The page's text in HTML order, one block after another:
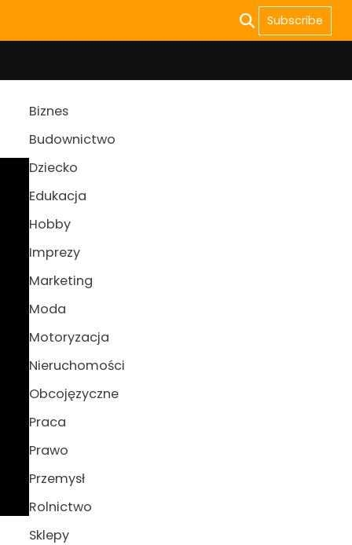
Subscribe
Biznes
Budownictwo
Dziecko
Edukacja
Hobby
Imprezy
Marketing
Moda
Motoryzacja
Nieruchomości
Obcojęzyczne
Praca
Prawo
Przemysł
Rolnictwo
Sklepy